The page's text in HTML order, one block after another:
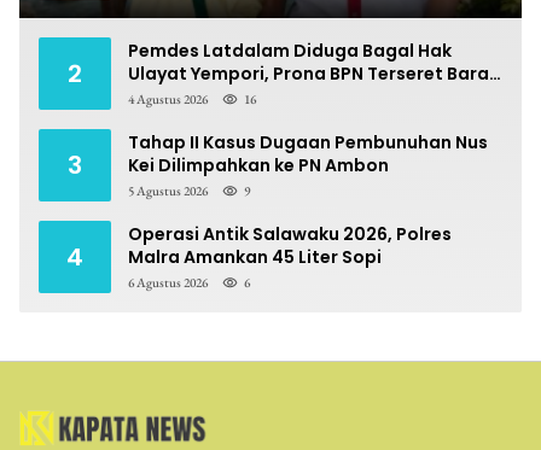
2
Pemdes Latdalam Diduga Bagal Hak
Ulayat Yempori, Prona BPN Terseret Bara
Sengketa
4 Agustus 2026 16
3
Tahap II Kasus Dugaan Pembunuhan Nus
Kei Dilimpahkan ke PN Ambon
5 Agustus 2026 9
4
Operasi Antik Salawaku 2026, Polres
Malra Amankan 45 Liter Sopi
6 Agustus 2026 6